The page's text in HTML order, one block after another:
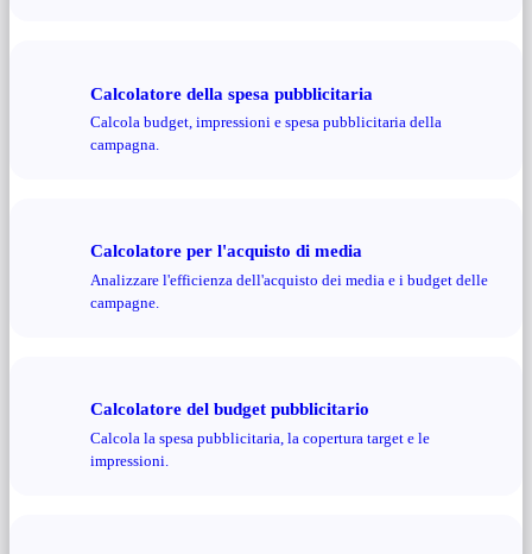
Calcolatore della spesa pubblicitaria
Calcola budget, impressioni e spesa pubblicitaria della
campagna.
Calcolatore per l'acquisto di media
Analizzare l'efficienza dell'acquisto dei media e i budget delle
campagne.
Calcolatore del budget pubblicitario
Calcola la spesa pubblicitaria, la copertura target e le
impressioni.